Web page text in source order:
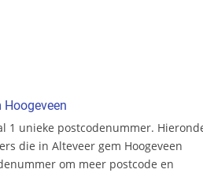
1 unieke postcodenummer.
die in Alteveer gem Hoogeveen
om meer postcode en